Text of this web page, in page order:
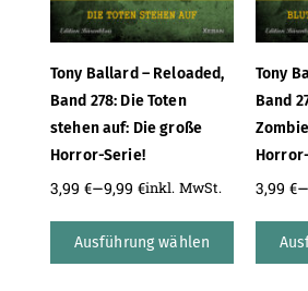
Tony Ballard – Reloaded,
Band 278: Die Toten
stehen auf: Die große
Horror-Serie!
3,99 €–9,99 €inkl. MwSt.
Ausführung wählen
Tony
Band
3,99 €–